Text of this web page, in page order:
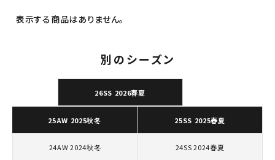
Tシャツ・ロングスリーブ
パーカー・トレーナー
ジャケット・アウター
表示する商品はありません。
別のシーズン
26SS 2026春夏
25AW 2025秋冬 25SS 2025春夏
24AW 2024秋冬 24SS 2024春夏